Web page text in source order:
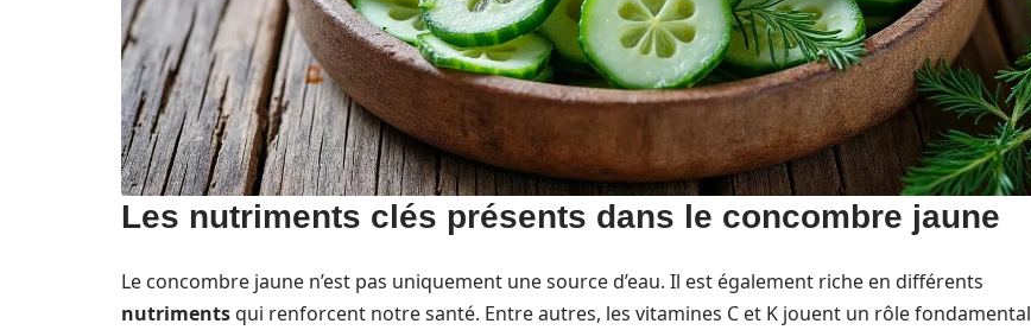
Les nutriments clés présents dans le concombre jaune
Le concombre jaune n’est pas uniquement une source d’eau. Il est également riche en différents
nutrimentsqui renforcent notre santé. Entre autres, les vitamines C et K jouent un rôle fondamental